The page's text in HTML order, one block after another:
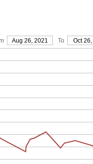
Aug 26, 2021 To Oct